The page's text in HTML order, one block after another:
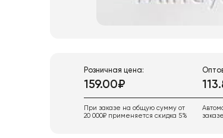
Розничная цена:
159.00₽
При заказе на общую сумму от
20 000₽ применяется скидка 5%